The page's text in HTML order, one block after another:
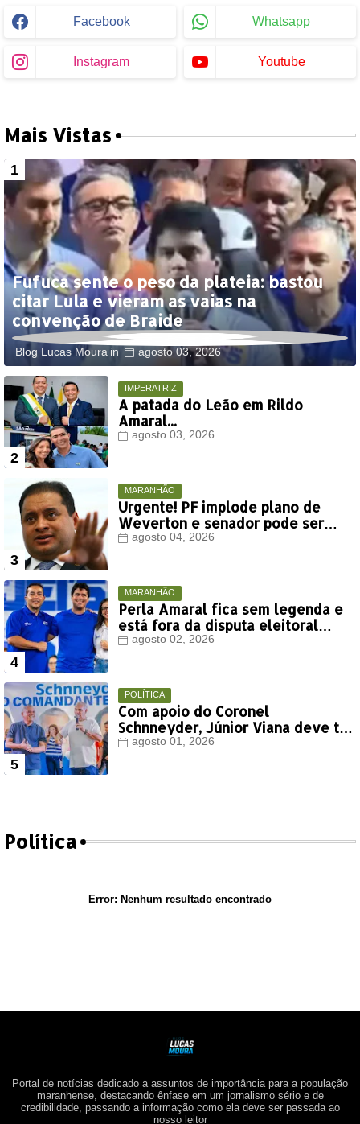
Facebook Whatsapp
Instagram Youtube
Mais Vistas
Fufuca sente o peso da plateia: bastou
citar Lula e vieram as vaias na
convenção de Braide
Blog Lucas Moura agosto 03, 2026
IMPERATRIZ
A patada do Leão em Rildo
Amaral...
agosto 03, 2026
MARANHÃO
Urgente! PF implode plano de
Weverton e senador pode ser
rifado da chapa de Orleans
agosto 04, 2026
MARANHÃO
Perla Amaral fica sem legenda e
está fora da disputa eleitoral
deste ano
agosto 02, 2026
POLÍTICA
Com apoio do Coronel
Schnneyder, Júnior Viana deve ter
votação expressiva em Timon
agosto 01, 2026
Política
Error: Nenhum resultado encontrado
Portal de notícias dedicado a assuntos de importância para a população
maranhense, destacando ênfase em um jornalismo sério e de
credibilidade, passando a informação como ela deve ser passada ao
nosso leitor